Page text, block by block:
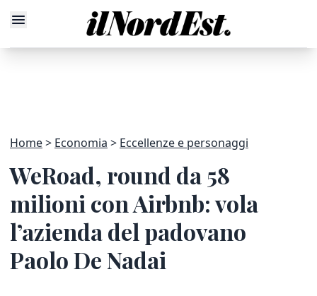
Home Economia Eccellenze e personaggi
WeRoad, round da 58
milioni con Airbnb: vola
l’azienda del padovano
Paolo De Nadai